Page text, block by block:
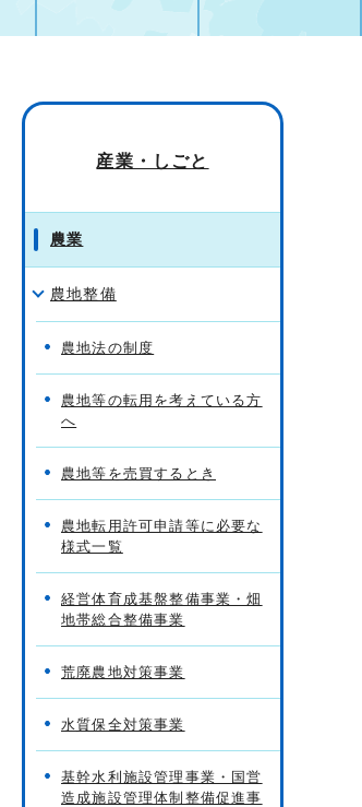
産業・しごと
農業
農地整備
農地法の制度
農地等の転用を考えている方
へ
農地等を売買するとき
農地転用許可申請等に必要な
様式一覧
経営体育成基盤整備事業・畑
地帯総合整備事業
荒廃農地対策事業
水質保全対策事業
基幹水利施設管理事業・国営
造成施設管理体制整備促進事